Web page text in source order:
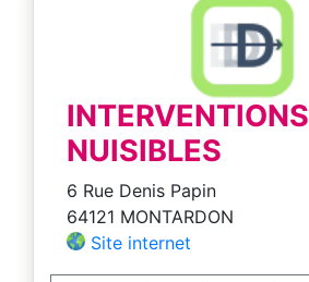
INTERVENTIONS
NUISIBLES
6 Rue Denis Papin
64121 MONTARDON
Site internet